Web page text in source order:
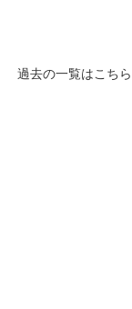
過去の一覧はこちら